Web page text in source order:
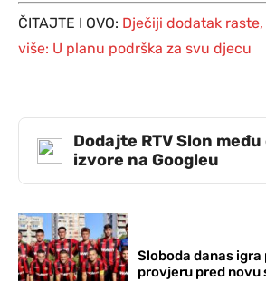
ČITAJTE I OVO: Dječiji dodatak
više: U planu podrška za svu djecu
Dodajte RTV Slon
izvore na Googleu
Sloboda danas
provjeru pred novu